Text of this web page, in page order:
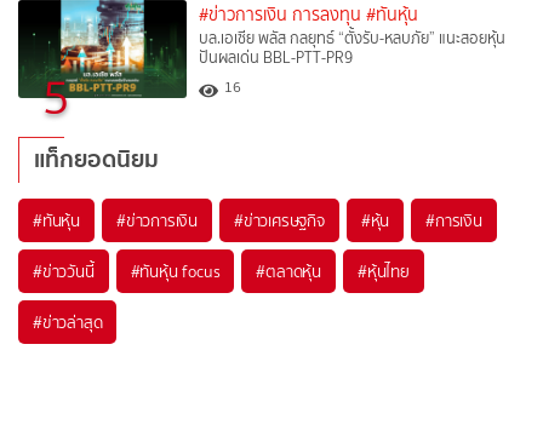
5
#ข่าวการเงิน การลงทุน #ทันหุ้น
บล.เอเซีย พลัส กลยุทธ์ “ตั้งรับ-หลบภัย” แนะสอยหุ้น
ปันผลเด่น BBL-PTT-PR9
16
แท็กยอดนิยม
#ทันหุ้น #ข่าวการเงิน #ข่าวเศรษฐกิจ #หุ้น #การเงิน
#ข่าววันนี้ #ทันหุ้น focus #ตลาดหุ้น #หุ้นไทย
#ข่าวล่าสุด